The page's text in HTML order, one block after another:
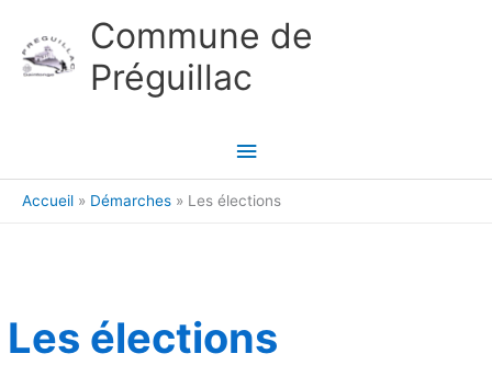
Commune de
Préguillac
Menu
principal
Accueil Démarches Les élections
Les élections